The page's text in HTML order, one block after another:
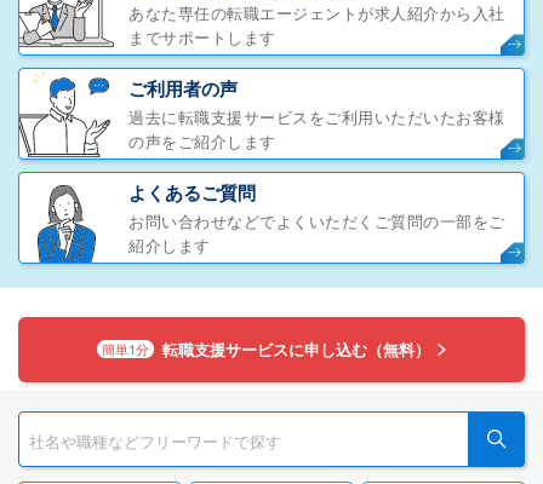
あなた専任の転職エージェントが求人紹介から入社
までサポートします
ご利用者の声
過去に転職支援サービスをご利用いただいたお客様
の声をご紹介します
よくあるご質問
お問い合わせなどでよくいただくご質問の一部をご
紹介します
簡単1分 転職支援サービスに申し込む（無料）